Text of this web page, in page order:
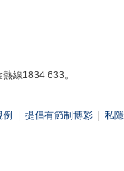
線1834 633。
例 提倡有節制博彩 私